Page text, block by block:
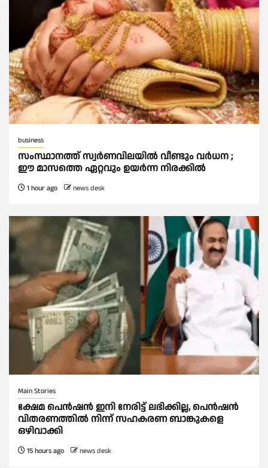
business
സംസ്ഥാനത്ത് സ്വര്‍ണവിലയില്‍ വീണ്ടും വര്‍ധന ;
ഈ മാസത്തെ ഏറ്റവും ഉയര്‍ന്ന നിരക്കില്‍
1 hour ago news desk
Main Stories
ക്ഷേമ പെൻഷൻ ഇനി നേരിട്ട് ലഭിക്കില്ല, പെൻഷൻ
വിതരണത്തില്‍ നിന്ന് സഹകരണ ബാങ്കുകളെ
ഒഴിവാക്കി
15 hours ago news desk